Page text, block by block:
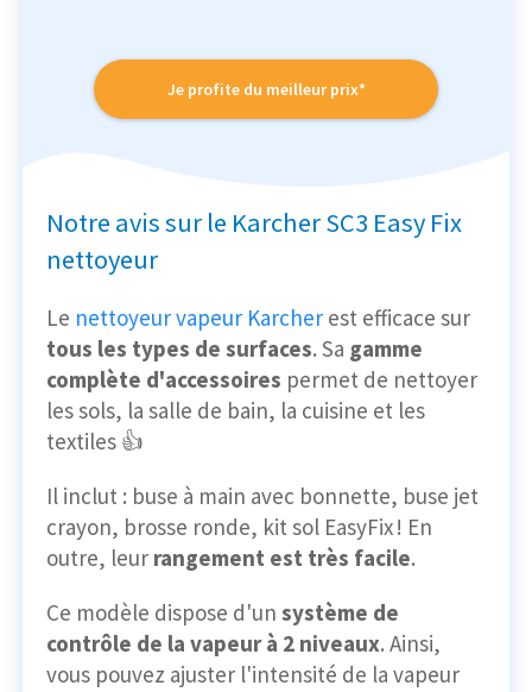
Je profite du meilleur prix*
Notre avis sur le Karcher SC3 Easy Fix
nettoyeur
Le nettoyeur vapeur Karcher est efficace sur
tous les types de surfaces. Sa gamme
complète d'accessoires permet de nettoyer
les sols, la salle de bain, la cuisine et les
textiles 👍
Il inclut : buse à main avec bonnette, buse jet
crayon, brosse ronde, kit sol EasyFix ! En
outre, leur rangement est très facile.
Ce modèle dispose d'un système de
contrôle de la vapeur à 2 niveaux. Ainsi,
vous pouvez ajuster l'intensité de la vapeur